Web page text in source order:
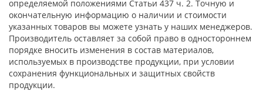
определяемой положениями Статьи 437 ч. 2. Точную и
окончательную информацию о наличии и стоимости
указанных товаров вы можете узнать у наших менеджеров.
Производитель оставляет за собой право в одностороннем
порядке вносить изменения в состав материалов,
используемых в производстве продукции, при условии
сохранения функциональных и защитных свойств
продукции.